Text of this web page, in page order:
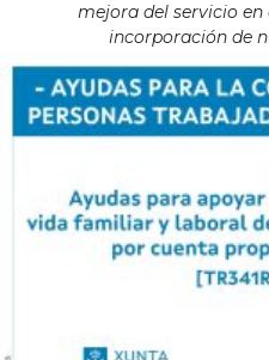
mejora del servicio
incorporación de